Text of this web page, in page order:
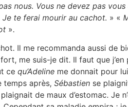
nous. Vous ne devez pas
te ferai mourir au cachot. » «
».
Il me recommanda aussi
me suis-je dit. Il faut que
ce qu’Adeline me donnait pour
temps après, Sébastien se
de maux d’estomac. Je